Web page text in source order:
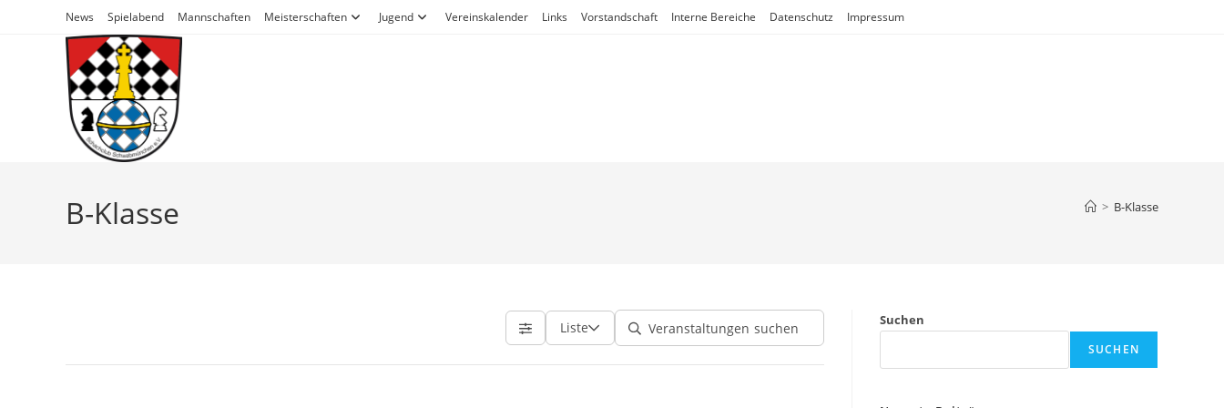
News Spielabend Mannschaften Meisterschaften Jugend Vereinskalender Links Vorstandschaft Interne Bereiche Datenschutz Impressum
B-Klasse > B-Klasse
Liste Suchen
SUCHEN